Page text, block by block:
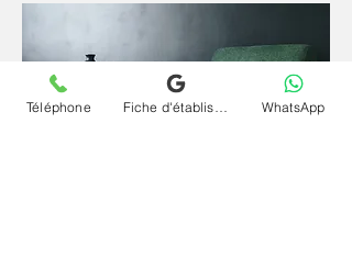
Téléphone WhatsApp